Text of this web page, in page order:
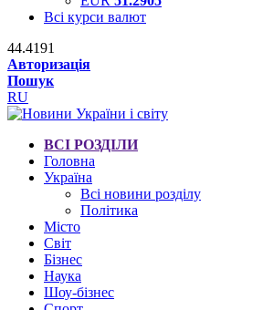
Всі курси валют
44.4191
Авторизація
Пошук
RU
ВСІ РОЗДІЛИ
Головна
Україна
Всі новини розділу
Політика
Місто
Світ
Бізнес
Наука
Шоу-бізнес